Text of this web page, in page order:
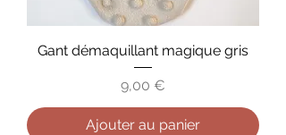
Gant démaquillant magique gris
Prix
9,00 €
Ajouter au panier